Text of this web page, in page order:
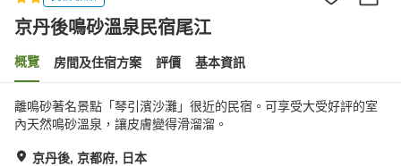
京丹後鳴砂溫泉民宿尾江
概覽 房間及住宿方案 評價 基本資訊
離鳴砂著名景點「琴引濱沙灘」很近的民宿。可享受大受好評的室
內天然鳴砂溫泉，讓皮膚變得滑溜溜。
京丹後, 京都府, 日本